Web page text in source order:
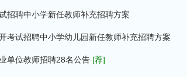
招聘中小学新任教师补充招聘方案
考试招聘中小学幼儿园新任教师补充招聘方案
单位教师招聘28名公告 [荐]